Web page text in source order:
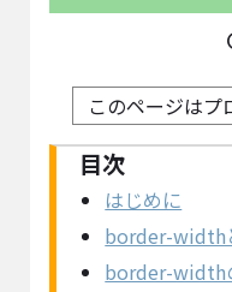
このページはプ
はじめに
border-width
border-width